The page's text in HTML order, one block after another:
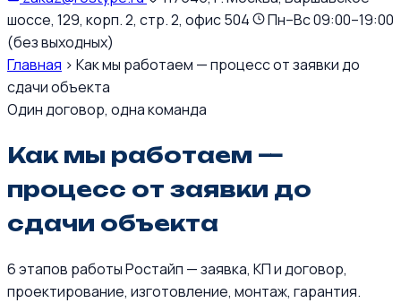
шоссе, 129, корп. 2, стр. 2, офис 504
Пн–Вс 09:00–19:00
(без выходных)
Главная › Как мы работаем — процесс от заявки до
сдачи объекта
Один договор, одна команда
Как мы работаем —
процесс от заявки до
сдачи объекта
6 этапов работы Ростайп — заявка, КП и договор,
проектирование, изготовление, монтаж, гарантия.